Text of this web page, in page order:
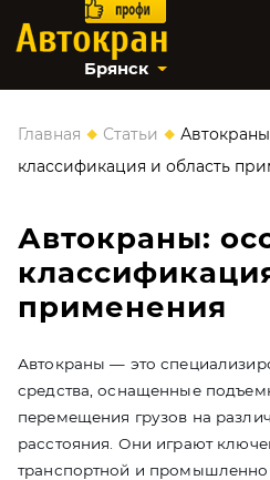
Брянск
Главная ◆ Статьи ◆
классификация и область
Автокраны:
применения
Автокраны — это
средства, оснащенные
перемещения грузов на
расстояния. Они играют
транспортной и